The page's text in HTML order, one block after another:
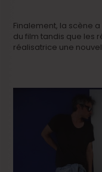
Finalement, la scène
du film tandis que les
réalisatrice une